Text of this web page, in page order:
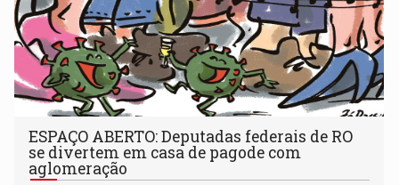
ESPAÇO ABERTO: Deputadas federais de RO
se divertem em casa de pagode com
aglomeração